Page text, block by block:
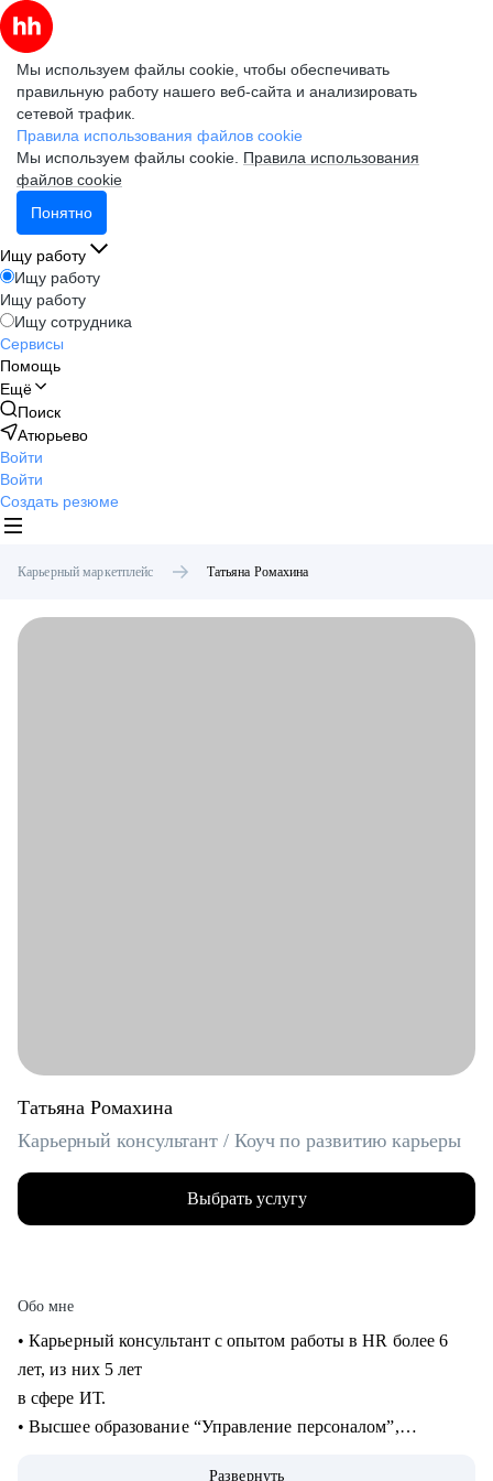
Мы используем файлы cookie, чтобы обеспечивать
правильную работу нашего веб-сайта и анализировать
сетевой трафик.
Правила использования файлов cookie
Мы используем файлы cookie. Правила использования
файлов cookie
Понятно
Ищу работу
Ищу работу
Ищу работу
Ищу сотрудника
Сервисы
Помощь
Ещё
Поиск
Атюрьево
Войти
Войти
Создать резюме
Карьерный маркетплейс Татьяна Ромахина
Татьяна Ромахина
Карьерный консультант / Коуч по развитию карьеры
Выбрать услугу
Обо мне
• Карьерный консультант с опытом работы в HR более 6
лет, из них 5 лет
в сфере ИТ.
• Высшее образование “Управление персоналом”,
Развернуть